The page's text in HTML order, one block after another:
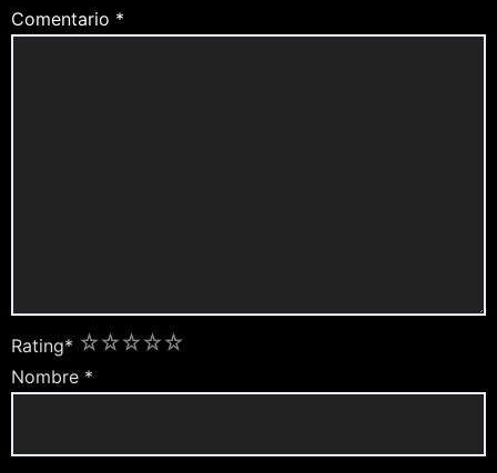
Comentario *
Rating* 5
4
3
2
1
Nombre *